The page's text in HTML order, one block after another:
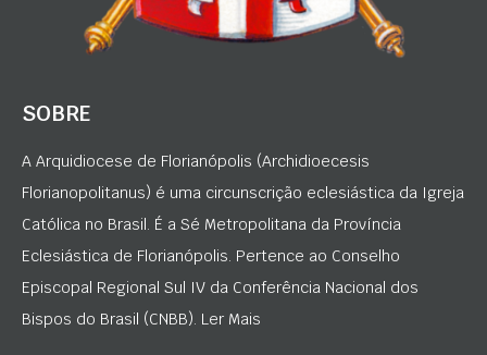
SOBRE
A Arquidiocese de Florianópolis (Archidioecesis
Florianopolitanus) é uma circunscrição eclesiástica da Igreja
Católica no Brasil. É a Sé Metropolitana da Província
Eclesiástica de Florianópolis. Pertence ao Conselho
Episcopal Regional Sul IV da Conferência Nacional dos
Bispos do Brasil (CNBB). Ler Mais